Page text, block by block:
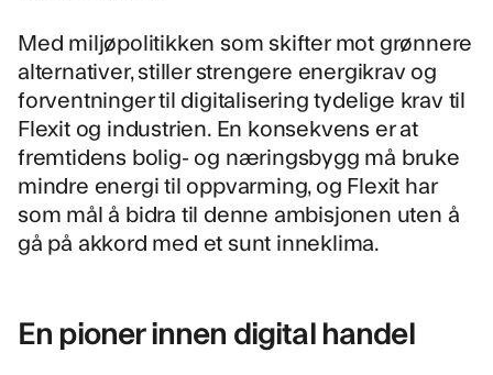
Med miljøpolitikken som skifter mot grønnere
alternativer, stiller strengere energikrav og
forventninger til digitalisering tydelige krav til
Flexit og industrien. En konsekvens er at
fremtidens bolig- og næringsbygg må bruke
mindre energi til oppvarming, og Flexit har
som mål å bidra til denne ambisjonen uten å
gå på akkord med et sunt inneklima.
En pioner innen digital handel